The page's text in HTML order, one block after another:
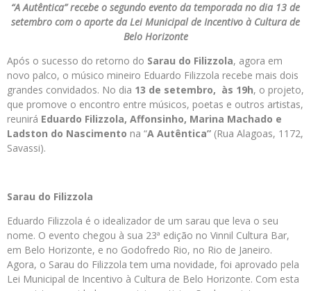
“A Autêntica” recebe o segundo evento da temporada no dia 13 de
setembro com o aporte da Lei Municipal de Incentivo à Cultura de
Belo Horizonte
Após o sucesso do retorno do Sarau do Filizzola, agora em
novo palco, o músico mineiro Eduardo Filizzola recebe mais dois
grandes convidados. No dia 13 de setembro, às 19h, o projeto,
que promove o encontro entre músicos, poetas e outros artistas,
reunirá Eduardo Filizzola, Affonsinho, Marina Machado e
Ladston do Nascimento na “A Autêntica” (Rua Alagoas, 1172,
Savassi).
Sarau do Filizzola
Eduardo Filizzola é o idealizador de um sarau que leva o seu
nome. O evento chegou à sua 23ª edição no Vinnil Cultura Bar,
em Belo Horizonte, e no Godofredo Rio, no Rio de Janeiro.
Agora, o Sarau do Filizzola tem uma novidade, foi aprovado pela
Lei Municipal de Incentivo à Cultura de Belo Horizonte. Com esta